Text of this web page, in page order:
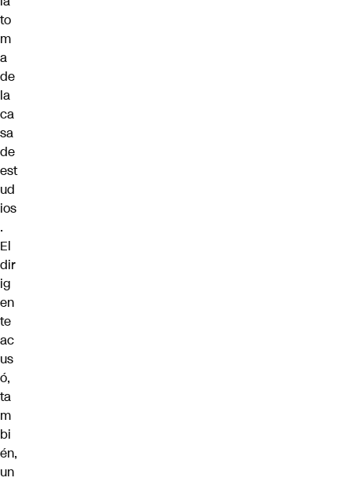
to
m
a
de
la
ca
sa
de
est
ud
ios
.
El
dir
ig
en
te
ac
us
ó,
ta
m
bi
én,
un